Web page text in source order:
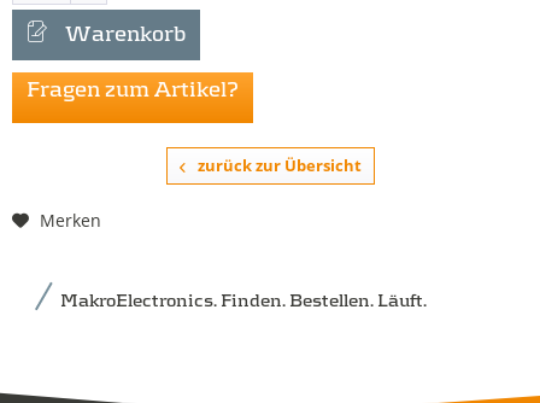
Warenkorb
Fragen zum Artikel?
zurück zur Übersicht
Merken
MakroElectronics. Finden. Bestellen. Läuft.